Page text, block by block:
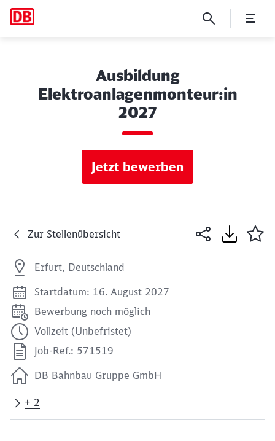
Ausbildung
Elektroanlagenmonteur:in
2027
Jetzt bewerben
Zur Stellenübersicht
Erfurt, Deutschland
Startdatum: 16. August 2027
Bewerbung noch möglich
Vollzeit (Unbefristet)
Job-Ref.: 571519
DB Bahnbau Gruppe GmbH
+ 2